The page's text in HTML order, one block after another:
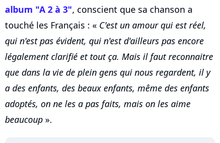
album "A 2 à 3", conscient que sa chanson a
touché les Français : « C'est un amour qui est réel,
qui n'est pas évident, qui n'est d'ailleurs pas encore
légalement clarifié et tout ça. Mais il faut reconnaitre
que dans la vie de plein gens qui nous regardent, il y
a des enfants, des beaux enfants, même des enfants
adoptés, on ne les a pas faits, mais on les aime
beaucoup ».